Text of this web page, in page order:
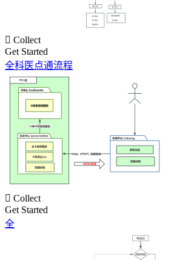
 Collect
Get Started
全科医点通流程
 Collect
Get Started
全